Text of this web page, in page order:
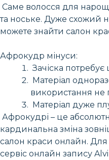
Саме волосся для
та ноське. Дуже схожий
можете знайти салон
Афрокудр мінуси:
Зачіска
Матеріал
використання не
Матеріал дуже
Афрокудрі – це
кардинальна зміна
салон краси онлайн.
сервіс онлайн запису